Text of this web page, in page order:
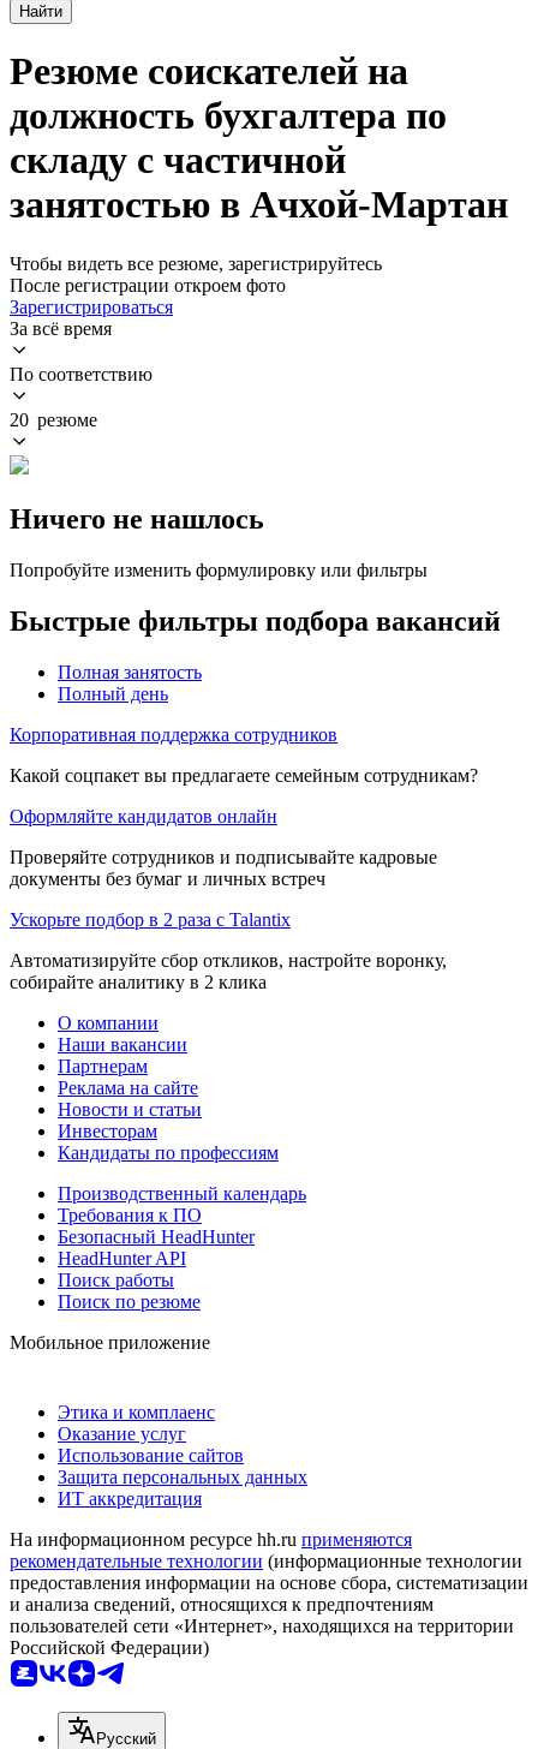
Найти
Резюме соискателей на
должность бухгалтера по
складу с частичной
занятостью в Ачхой-Мартан
Чтобы видеть все резюме, зарегистрируйтесь
После регистрации откроем фото
Зарегистрироваться
За всё время
По соответствию
20 резюме
Ничего не нашлось
Попробуйте изменить формулировку или фильтры
Быстрые фильтры подбора вакансий
Полная занятость
Полный день
Корпоративная поддержка сотрудников
Какой соцпакет вы предлагаете семейным сотрудникам?
Оформляйте кандидатов онлайн
Проверяйте сотрудников и подписывайте кадровые
документы без бумаг и личных встреч
Ускорьте подбор в 2 раза с Talantix
Автоматизируйте сбор откликов, настройте воронку,
собирайте аналитику в 2 клика
О компании
Наши вакансии
Партнерам
Реклама на сайте
Новости и статьи
Инвесторам
Кандидаты по профессиям
Производственный календарь
Требования к ПО
Безопасный HeadHunter
HeadHunter API
Поиск работы
Поиск по резюме
Мобильное приложение
Этика и комплаенс
Оказание услуг
Использование сайтов
Защита персональных данных
ИТ аккредитация
На информационном ресурсе hh.ru применяются
рекомендательные технологии (информационные технологии
предоставления информации на основе сбора, систематизации
и анализа сведений, относящихся к предпочтениям
пользователей сети «Интернет», находящихся на территории
Российской Федерации)
Русский